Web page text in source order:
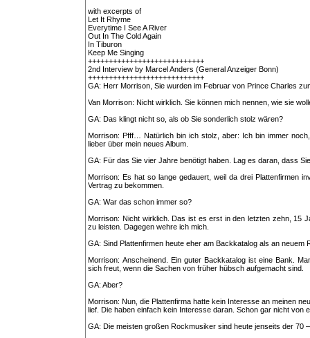
with excerpts of
Let It Rhyme
Everytime I See A River
Out In The Cold Again
In Tiburon
Keep Me Singing
++++++++++++++++++++++++++++
2nd Interview by Marcel Anders (General Anzeiger Bonn)
++++++++++++++++++++++++++++
GA: Herr Morrison, Sie wurden im Februar von Prince Charles
Van Morrison: Nicht wirklich. Sie können mich nennen, wie sie
GA: Das klingt nicht so, als ob Sie sonderlich stolz wären?
Morrison: Pfff… Natürlich bin ich stolz, aber: Ich bin immer
lieber über mein neues Album.
GA: Für das Sie vier Jahre benötigt haben. Lag es daran, dass
Morrison: Es hat so lange gedauert, weil da drei Plattenfirmen
Vertrag zu bekommen.
GA: War das schon immer so?
Morrison: Nicht wirklich. Das ist es erst in den letzten zehn, 15
zu leisten. Dagegen wehre ich mich.
GA: Sind Plattenfirmen heute eher am Backkatalog als an neuem
Morrison: Anscheinend. Ein guter Backkatalog ist eine Bank.
sich freut, wenn die Sachen von früher hübsch aufgemacht sind.
GA: Aber?
Morrison: Nun, die Plattenfirma hatte kein Interesse an meinen
lief. Die haben einfach kein Interesse daran. Schon gar nicht von
GA: Die meisten großen Rockmusiker sind heute jenseits der 70